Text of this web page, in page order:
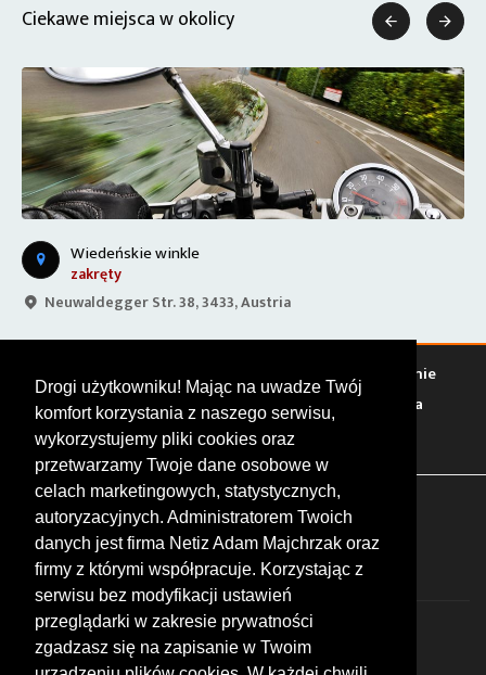
Drogi użytkowniku! Mając na uwadze Twój
komfort korzystania z naszego serwisu,
wykorzystujemy pliki cookies oraz
przetwarzamy Twoje dane osobowe w
celach marketingowych, statystycznych,
autoryzacyjnych. Administratorem Twoich
danych jest firma Netiz Adam Majchrzak oraz
firmy z którymi współpracuje. Korzystając z
serwisu bez modyfikacji ustawień
przeglądarki w zakresie prywatności
zgadzasz się na zapisanie w Twoim
Ciekawe miejsca w okolicy
Zamek Liechtenstein
obiekt zabytkowy
Am Hausberg .130, 2344 Maria Enzersdorf, Austria
 
Warto zobaczyć Serwisy Stacje paliw
Jedzenie
Bary Zakwaterowanie Tory Zloty Rajdy
Spotkania
Targi Giełdy Szkolenia
FOLLOW US